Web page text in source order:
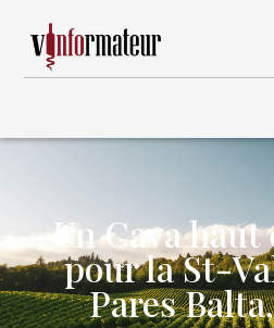
Un Cava
pour la St-
Pares